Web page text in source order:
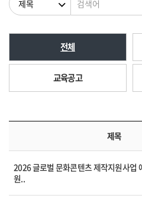
전체
교육공고
제목
2026 글로벌 문화콘텐츠 제작지원사업
원..